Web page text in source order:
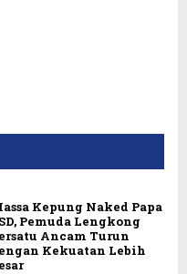
Kepung Naked Papa
Pemuda Lengkong
Ancam Turun
Kekuatan Lebih